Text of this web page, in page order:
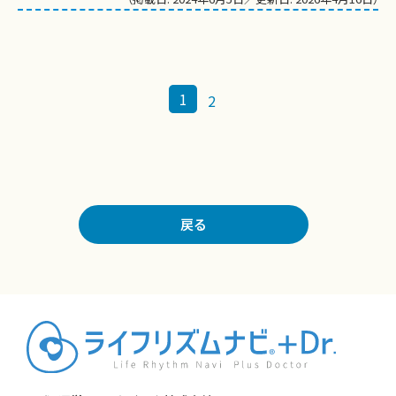
1 2
戻る